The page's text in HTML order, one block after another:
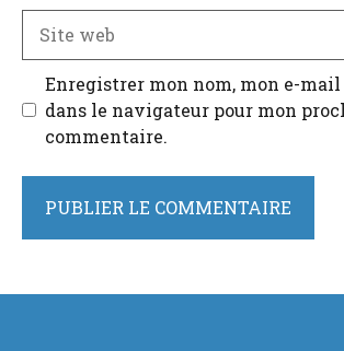
web
Enregistrer mon nom, mon e-
dans le navigateur pour mon
commentaire.